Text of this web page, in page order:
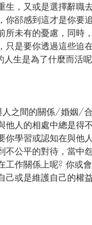
，又或是選擇辭職
你郤感到這才是你要
未有的憂慮，同時
只是要你透過這些迫
生是為了什麼而活
人之間的關係/婚姻/
人的相處中總是得
學習或認知在與他
不公平的對待，當中
作關係上呢? 你或
己或是維護自己的權